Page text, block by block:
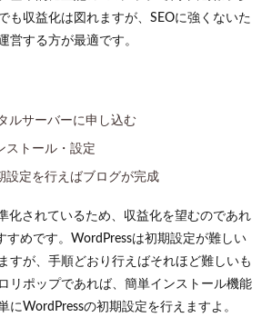
も収益化は図れますが、SEOに強くないた
営する方が最適です。
ルサーバーに申し込む
ストール・設定
設定を行えばブログが完成
化されているため、収益化を望むのであれ
すめです。WordPressは初期設定が難しい
すが、手順どおり行えばそれほど難しいも
リポップであれば、簡単インストール機能
にWordPressの初期設定を行えますよ。